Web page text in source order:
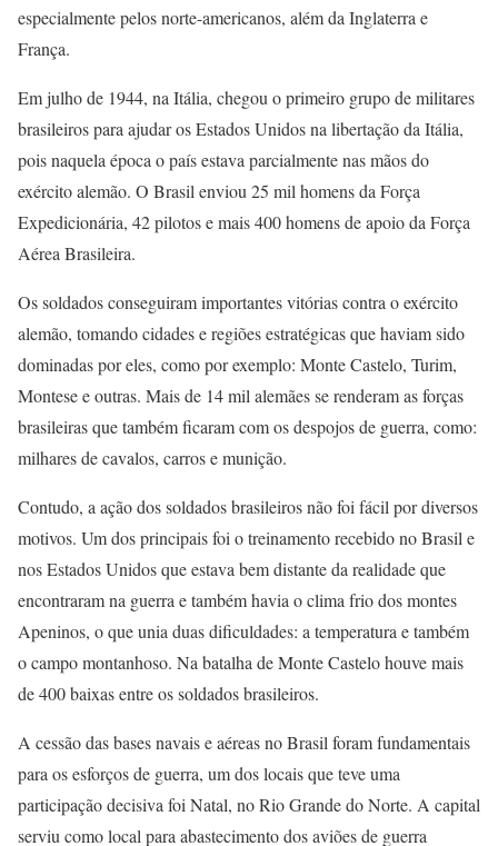
especialmente pelos norte-americanos, além da Inglaterra e
França.
Em julho de 1944, na Itália, chegou o primeiro grupo de militares
brasileiros para ajudar os Estados Unidos na libertação da Itália,
pois naquela época o país estava parcialmente nas mãos do
exército alemão. O Brasil enviou 25 mil homens da Força
Expedicionária, 42 pilotos e mais 400 homens de apoio da Força
Aérea Brasileira.
Os soldados conseguiram importantes vitórias contra o exército
alemão, tomando cidades e regiões estratégicas que haviam sido
dominadas por eles, como por exemplo: Monte Castelo, Turim,
Montese e outras. Mais de 14 mil alemães se renderam as forças
brasileiras que também ficaram com os despojos de guerra, como:
milhares de cavalos, carros e munição.
Contudo, a ação dos soldados brasileiros não foi fácil por diversos
motivos. Um dos principais foi o treinamento recebido no Brasil e
nos Estados Unidos que estava bem distante da realidade que
encontraram na guerra e também havia o clima frio dos montes
Apeninos, o que unia duas dificuldades: a temperatura e também
o campo montanhoso. Na batalha de Monte Castelo houve mais
de 400 baixas entre os soldados brasileiros.
A cessão das bases navais e aéreas no Brasil foram fundamentais
para os esforços de guerra, um dos locais que teve uma
participação decisiva foi Natal, no Rio Grande do Norte. A capital
serviu como local para abastecimento dos aviões de guerra